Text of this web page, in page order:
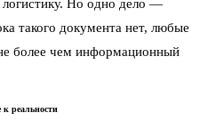
Но одно дело —
такого документа нет, любые
более чем информационный
к реальности